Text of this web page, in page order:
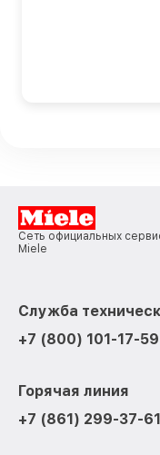
Сеть официальных
Miele
Служба
+7 (800) 101-17-59
Горячая линия
+7 (861) 299-37-61